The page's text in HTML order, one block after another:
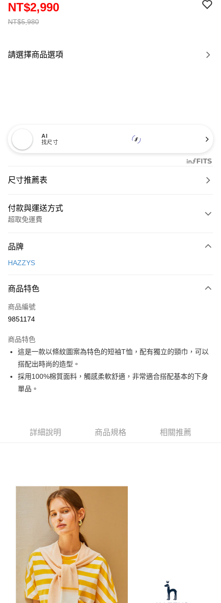
NT$5,980
NT$2,990
請選擇商品選項
AI
找尺寸
尺寸推薦表
付款與運送方式
超取免運費
信用卡一次付款
LINE Pay
Apple Pay
悠遊付
大哥付你分期
相關說明
【大哥付你分期使用說明】
1.本服務由台灣大哥大提供，台灣大哥大用戶可立即使用無須另外申請。
3.實際核准額度、可分期數及費用金額請依後續交易確認頁面所載為準。
2.透過簡訊連結打開帳單後，可選擇「超商條碼／台灣大直營門市／銀行轉
帳／街口支付／iPASS MONEY」等通路繳費。
1.本服務係由「台灣大哥大股份有限公司」（以下簡稱本公司）所提供，讓
用戶於交易時，得透過本服務購買商品或服務，並由商店將買賣／分期付款
買賣價金債權讓與本公司後，依約使用本公司帳單繳交帳款。
2.基於同意付款使用「大哥付你分期」之契約關係目的，商店將以您的個人
資料（包含姓名、電話或地址）提供予台灣大哥大進項蒐集、處理及利用，
由本公司與您本人進行分期帳單所需資料之確認、核對及更正。
3.完整用戶服務條款，請詳閱以下連結：
https://oppay.tw/userRule
AFTEE先享後付
便利好安心！
１．於結帳方式選擇「AFTEE先享後付」後，將跳轉至「AFTEE先享後付」
結帳頁面，進行簡訊認證並確認金額後，即可完成結帳。
２．訂單成立數日內，您將收到繳費通知簡訊。
３．收到繳費通知簡訊後14天內，點擊此簡訊中的連結，可透過四大超商／
ATM／網路銀行／等多元方式進行付款，方視為交易完成。
※ 請注意：結帳手續完成當下不需立刻繳費，但若您需要取消訂單，請聯絡
購買商品的店家。未經商家同意取消之訂單仍視為有效，需透過AFTEE先享
後付繳納相關費用。
※ 交易是否成功請以「AFTEE先享後付 」之結帳頁面顯示為準，若有關於
是否繳費成功／繳費後需取消欲退款等相關疑問，請聯繫「AFTEE先享後付
客戶支援中心」https://netprotections.freshdesk.com/support/home
【注意事項】
付款後全家取貨
萊爾富取貨付款
付款後萊爾富取貨
免運費
7-11取貨付款
品牌
HAZZYS
商品特色
商品編號
9851174
商品特色
這是一款以條紋圖案為特色的短袖T恤，配有獨立的頸巾，可以
搭配出時尚的造型。
採用100%棉質面料，觸感柔軟舒適，非常適合搭配基本的下身
單品。
詳細說明 商品規格 相關推薦